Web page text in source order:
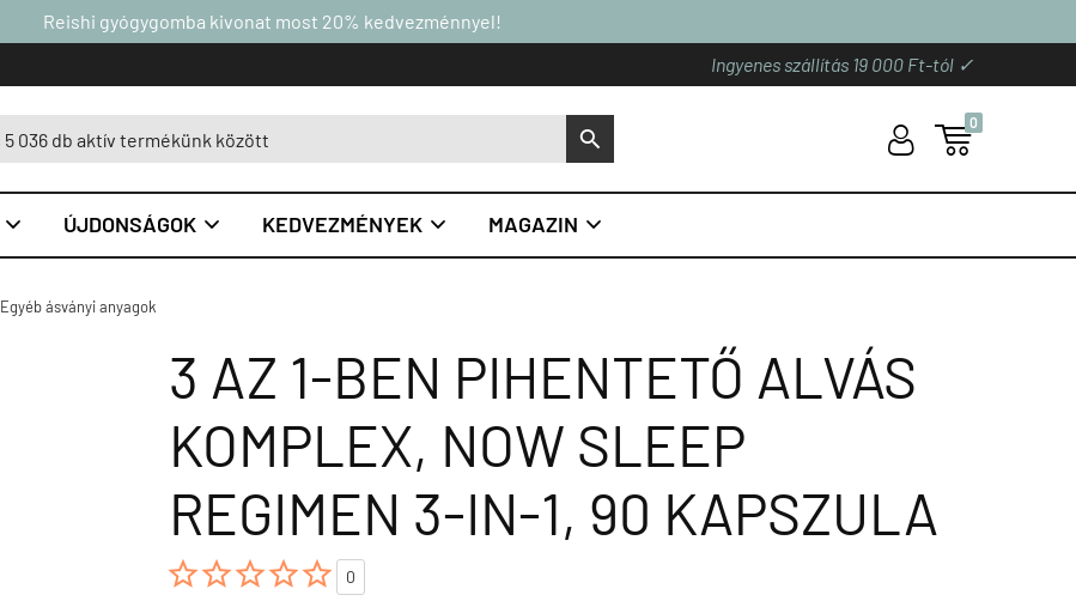
Reishi gyógygomba kivonat most 20% kedvezménnyel!
Ingyenes szállítás 19 000 Ft-tól ✓
S U 
0
 ÚJDONSÁGOK  KEDVEZMÉNYEK  MAGAZIN 
Egyéb ásványi anyagok
3 AZ 1-BEN PIHENTETŐ ALVÁS
KOMPLEX, NOW SLEEP
REGIMEN 3-IN-1, 90 KAPSZULA

0